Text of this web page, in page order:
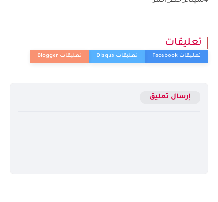
تعليقات
إرسال تعليق